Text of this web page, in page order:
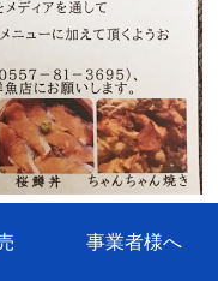
事業者様へ